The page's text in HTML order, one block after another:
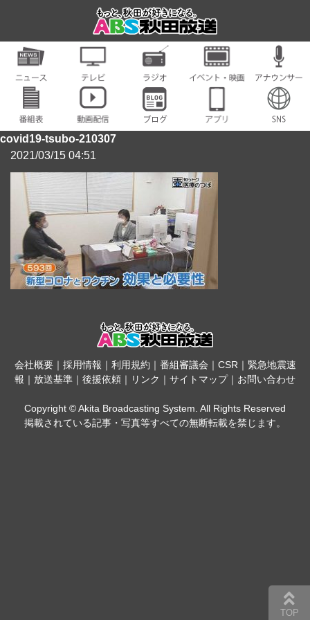
covid19-tsubo-210307
2021/03/15 04:51
会社概要｜ 採用情報 ｜ 利用規約 ｜ 番組審議会 ｜ CSR｜ 緊急地震速
報 ｜ 放送基準 ｜ 後援依頼 ｜ リンク ｜ サイトマップ｜ お問い合わせ
Copyright © Akita Broadcasting System. All Rights Reserved
掲載されている記事・写真等すべての無断転載を禁じます。